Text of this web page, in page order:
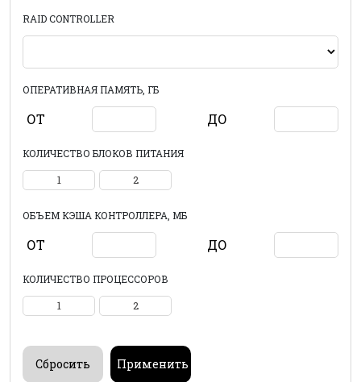
RAID CONTROLLER
ОПЕРАТИВНАЯ ПАМЯТЬ, ГБ
ОТ ДО
КОЛИЧЕСТВО БЛОКОВ ПИТАНИЯ
1 2
ОБЪЕМ КЭША КОНТРОЛЛЕРА, МБ
ОТ ДО
КОЛИЧЕСТВО ПРОЦЕССОРОВ
1 2